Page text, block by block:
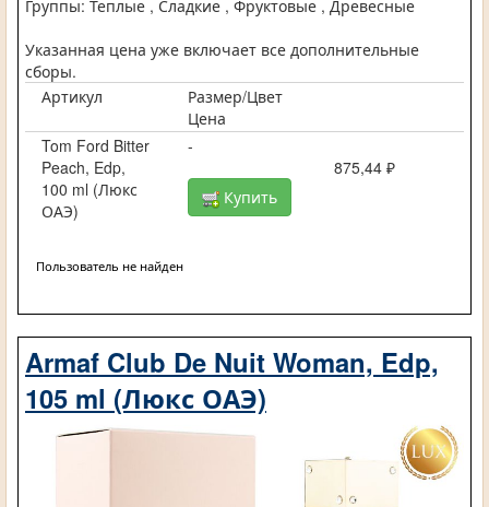
Группы: Теплые , Сладкие , Фруктовые , Древесные
Указанная цена уже включает все дополнительные
сборы.
Артикул
Размер/Цвет
Цена
Tom Ford Bitter
Peach, Edp,
100 ml (Люкс
ОАЭ)
-
875,44 ₽
Купить
Пользователь не найден
Armaf Club De Nuit Woman, Edp,
105 ml (Люкс ОАЭ)